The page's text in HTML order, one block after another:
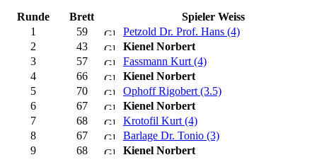
Runde Brett
Spieler Weiss
1
59
Petzold Dr. Prof. Hans (4)
2
43
Kienel Norbert
3
57
Fassmann Kurt (4)
4
66
Kienel Norbert
5
70
Ophoff Rigobert (3.5)
6
67
Kienel Norbert
7
68
Krotofil Kurt (4)
8
67
Barlage Dr. Tonio (3)
9
68 Kienel Norbert